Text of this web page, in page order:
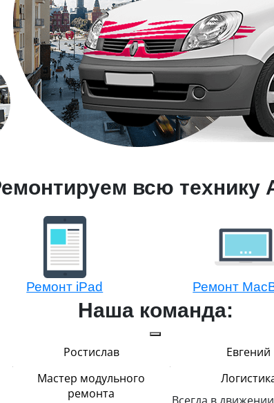
всю технику
Ремонт iPad Ремонт
Наша команда:
Ростислав
Мастер модульного
ремонта
Евгений